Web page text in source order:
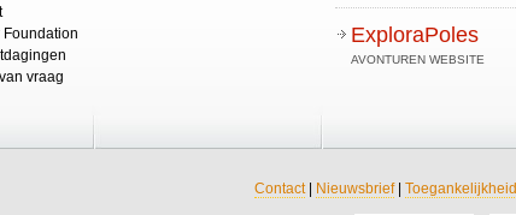
Foundation
vraag
ExploraPoles
AVONTUREN WEBSITE
Contact| Nieuwsbrief| Toegankelijkheid